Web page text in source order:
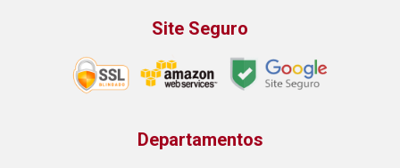
Site Seguro
Departamentos